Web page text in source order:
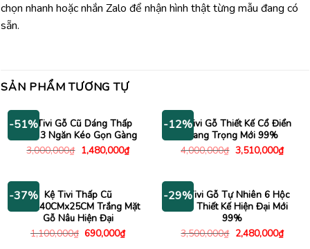
chọn nhanh hoặc nhắn Zalo để nhận hình thật từng mẫu đang có
sẵn.
SẢN PHẨM TƯƠNG TỰ
-51%Kệ Tivi Gỗ Cũ Dáng Thấp
Kèm 3 Ngăn Kéo Gọn Gàng
3,000,000₫ Giá
gốc
1,480,000₫Giá
hiện
1,480,000₫.
-12%
Kệ Tivi Gỗ Thiết Kế Cổ Điển
Sang Trọng Mới 99%
4,000,000₫ Giá
gốc
3,510,000₫Giá
hiện
-37% Kệ Tivi Thấp Cũ
1M4x40CMx25CM Trắng Mặt
Gỗ Nâu Hiện Đại
1,100,000₫ Giá
690,000₫Giá
hiện
-29%
Kệ Tivi Gỗ Tự Nhiên 6 Hộc
Kéo Thiết Kế Hiện Đại Mới
99%
3,500,000₫ Giá
gốc
2,480,000₫Giá
hiện